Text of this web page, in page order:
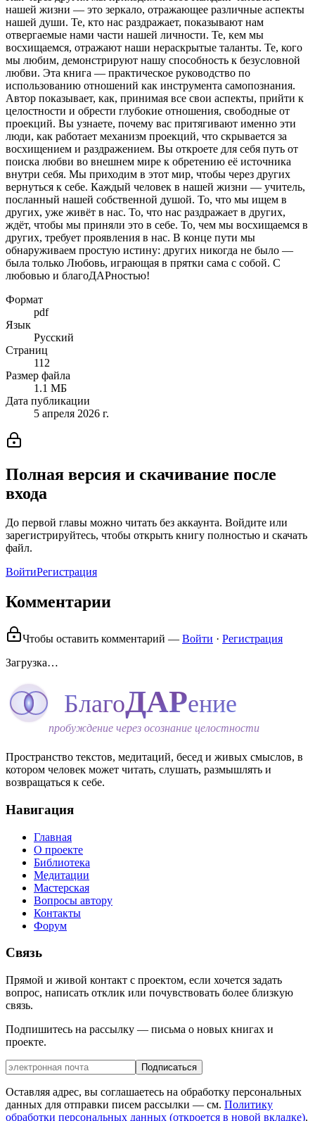
нашей жизни — это зеркало, отражающее различные аспекты
нашей души. Те, кто нас раздражает, показывают нам
отвергаемые нами части нашей личности. Те, кем мы
восхищаемся, отражают наши нераскрытые таланты. Те, кого
мы любим, демонстрируют нашу способность к безусловной
любви. Эта книга — практическое руководство по
использованию отношений как инструмента самопознания.
Автор показывает, как, принимая все свои аспекты, прийти к
целостности и обрести глубокие отношения, свободные от
проекций. Вы узнаете, почему вас притягивают именно эти
люди, как работает механизм проекций, что скрывается за
восхищением и раздражением. Вы откроете для себя путь от
поиска любви во внешнем мире к обретению её источника
внутри себя. Мы приходим в этот мир, чтобы через других
вернуться к себе. Каждый человек в нашей жизни — учитель,
посланный нашей собственной душой. То, что мы ищем в
других, уже живёт в нас. То, что нас раздражает в других,
ждёт, чтобы мы приняли это в себе. То, чем мы восхищаемся в
других, требует проявления в нас. В конце пути мы
обнаруживаем простую истину: других никогда не было —
была только Любовь, играющая в прятки сама с собой. С
любовью и благоДАРностью!
Формат
pdf
Язык
Русский
Страниц
112
Размер файла
1.1 МБ
Дата публикации
5 апреля 2026 г.
Полная версия и скачивание после
входа
До первой главы можно читать без аккаунта. Войдите или
зарегистрируйтесь, чтобы открыть книгу полностью и скачать
файл.
ВойтиРегистрация
Комментарии
Чтобы оставить комментарий — Войти · Регистрация
Загрузка…
БлагоДАРение
пробуждение через осознание целостности
Пространство текстов, медитаций, бесед и живых смыслов, в
котором человек может читать, слушать, размышлять и
возвращаться к себе.
Навигация
Главная
О проекте
Библиотека
Медитации
Мастерская
Вопросы автору
Контакты
Форум
Связь
Прямой и живой контакт с проектом, если хочется задать
вопрос, написать отклик или почувствовать более близкую
связь.
Подпишитесь на рассылку — письма о новых книгах и
проекте.
Подписаться
Оставляя адрес, вы соглашаетесь на обработку персональных
данных для отправки писем рассылки — см. Политику
обработки персональных данных (откроется в новой вкладке).